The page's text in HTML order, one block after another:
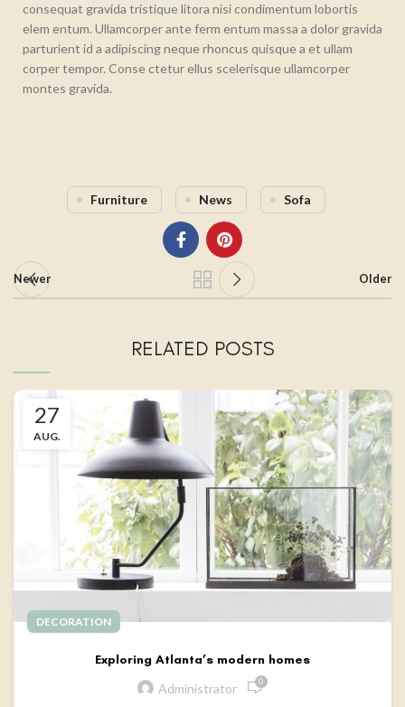
consequat gravida tristique litora nisi condimentum lobortis
elem entum. Ullamcorper ante ferm entum massa a dolor gravida
parturient id a adipiscing neque rhoncus quisque a et ullam
corper tempor. Conse ctetur ellus scelerisque ullamcorper
montes gravida.
Furniture News Sofa
Newer Older
RELATED POSTS
27
AUG.
DECORATION
Exploring Atlanta’s modern homes
Administrator
0